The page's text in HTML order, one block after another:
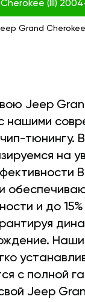
(III)
Grand
Jeep
нашими
тюнингу.
на
и до 15%
с полной
Jeep